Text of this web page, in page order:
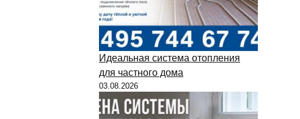
Идеальная система отопления
для частного дома
03.08.2026